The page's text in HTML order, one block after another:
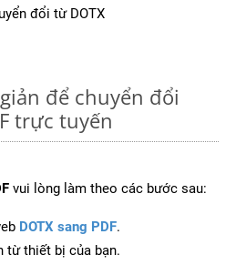
đổi từ DOTX
để chuyển đổi
trực tuyến
vui lòng làm theo các bước sau:
DOTX sang PDF.
từ thiết bị của bạn.